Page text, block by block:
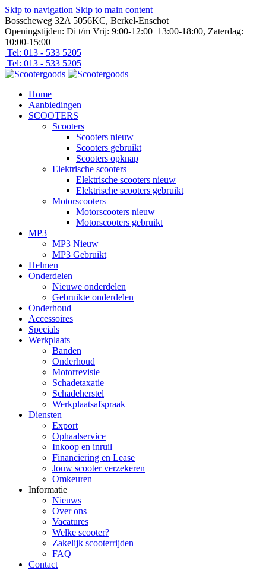
Skip to navigation Skip to main content
Bosscheweg 32A 5056KC, Berkel-Enschot
Openingstijden: Di t/m Vrij: 9:00-12:00 13:00-18:00, Zaterdag:
10:00-15:00
Tel: 013 - 533 5205
Tel: 013 - 533 5205
Home
Aanbiedingen
SCOOTERS
Scooters
Scooters nieuw
Scooters gebruikt
Scooters opknap
Elektrische scooters
Elektrische scooters nieuw
Elektrische scooters gebruikt
Motorscooters
Motorscooters nieuw
Motorscooters gebruikt
MP3
MP3 Nieuw
MP3 Gebruikt
Helmen
Onderdelen
Nieuwe onderdelen
Gebruikte onderdelen
Onderhoud
Accessoires
Specials
Werkplaats
Banden
Onderhoud
Motorrevisie
Schadetaxatie
Schadeherstel
Werkplaatsafspraak
Diensten
Export
Ophaalservice
Inkoop en inruil
Financiering en Lease
Jouw scooter verzekeren
Omkeuren
Informatie
Nieuws
Over ons
Vacatures
Welke scooter?
Zakelijk scooterrijden
FAQ
Contact